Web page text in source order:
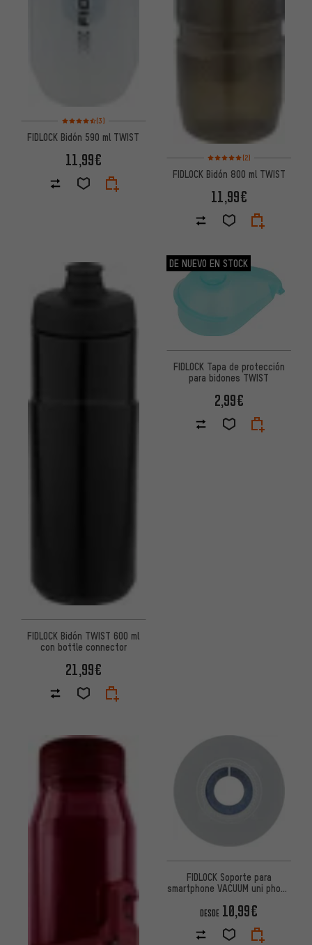
Valoración media: 4,5 de 5 basada en 3 reseñas
(3)
FIDLOCK Bidón 590 ml TWIST
11,99€ Valoración media: 5 de 5
(2)
FIDLOCK Bidón 800 ml TWIST
11,99€
FIDLOCK Bidón TWIST 600 ml
con bottle connector
21,99€
DE NUEVO EN STOCK
FIDLOCK Tapa de protección
para bidones TWIST
2,99€
FIDLOCK Soporte para
smartphone VACUUM uni phone
DESDE 10,99€